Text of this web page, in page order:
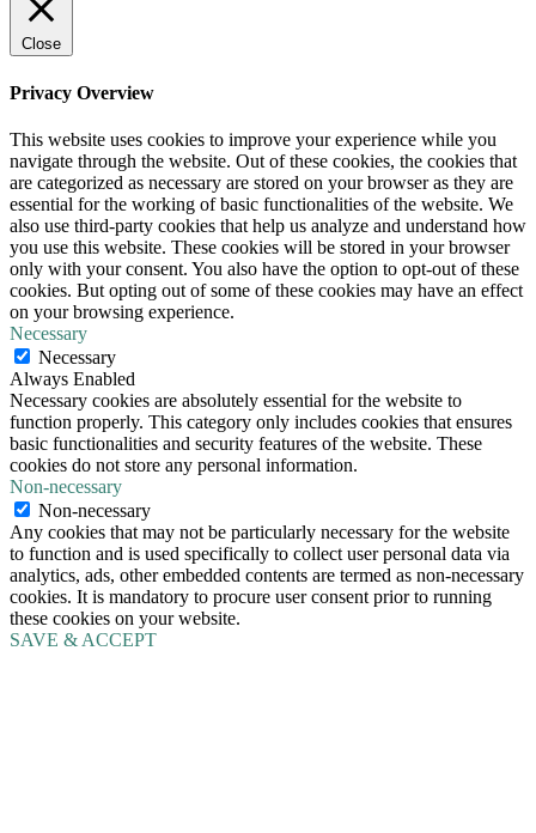
Close
Privacy Overview
This website uses cookies to improve your experience while you
navigate through the website. Out of these cookies, the cookies that
are categorized as necessary are stored on your browser as they are
essential for the working of basic functionalities of the website. We
also use third-party cookies that help us analyze and understand how
you use this website. These cookies will be stored in your browser
only with your consent. You also have the option to opt-out of these
cookies. But opting out of some of these cookies may have an effect
on your browsing experience.
Necessary
Necessary
Always Enabled
Necessary cookies are absolutely essential for the website to
function properly. This category only includes cookies that ensures
basic functionalities and security features of the website. These
cookies do not store any personal information.
Non-necessary
Non-necessary
Any cookies that may not be particularly necessary for the website
to function and is used specifically to collect user personal data via
analytics, ads, other embedded contents are termed as non-necessary
cookies. It is mandatory to procure user consent prior to running
these cookies on your website.
SAVE & ACCEPT